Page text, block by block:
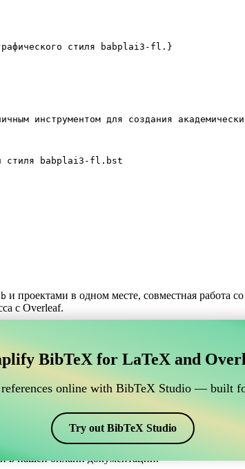
стиля babplai3-fl.}
инструментом для создания
стиля babplai3-fl.bst
и проектами в одном месте, совместная работа
с Overleaf.
для управления вашими ссылками
для управления вашими ссылками
цитатами и библиографией в
актуальность записей BibTeX в вашем
в различных стилях, включая babplai3-fl.
в нашей онлайн документации.
BibTeX for LaTeX and
online with BibTeX Studio — built
Try out BibTeX Studio